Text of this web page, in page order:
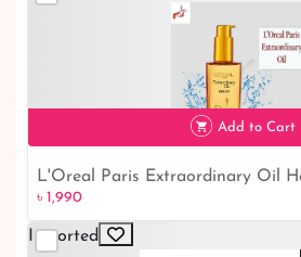
Add to Cart
L'Oreal Paris Extraordinary Oil
Women and Men, 100 ml
৳ 1,990
Imported